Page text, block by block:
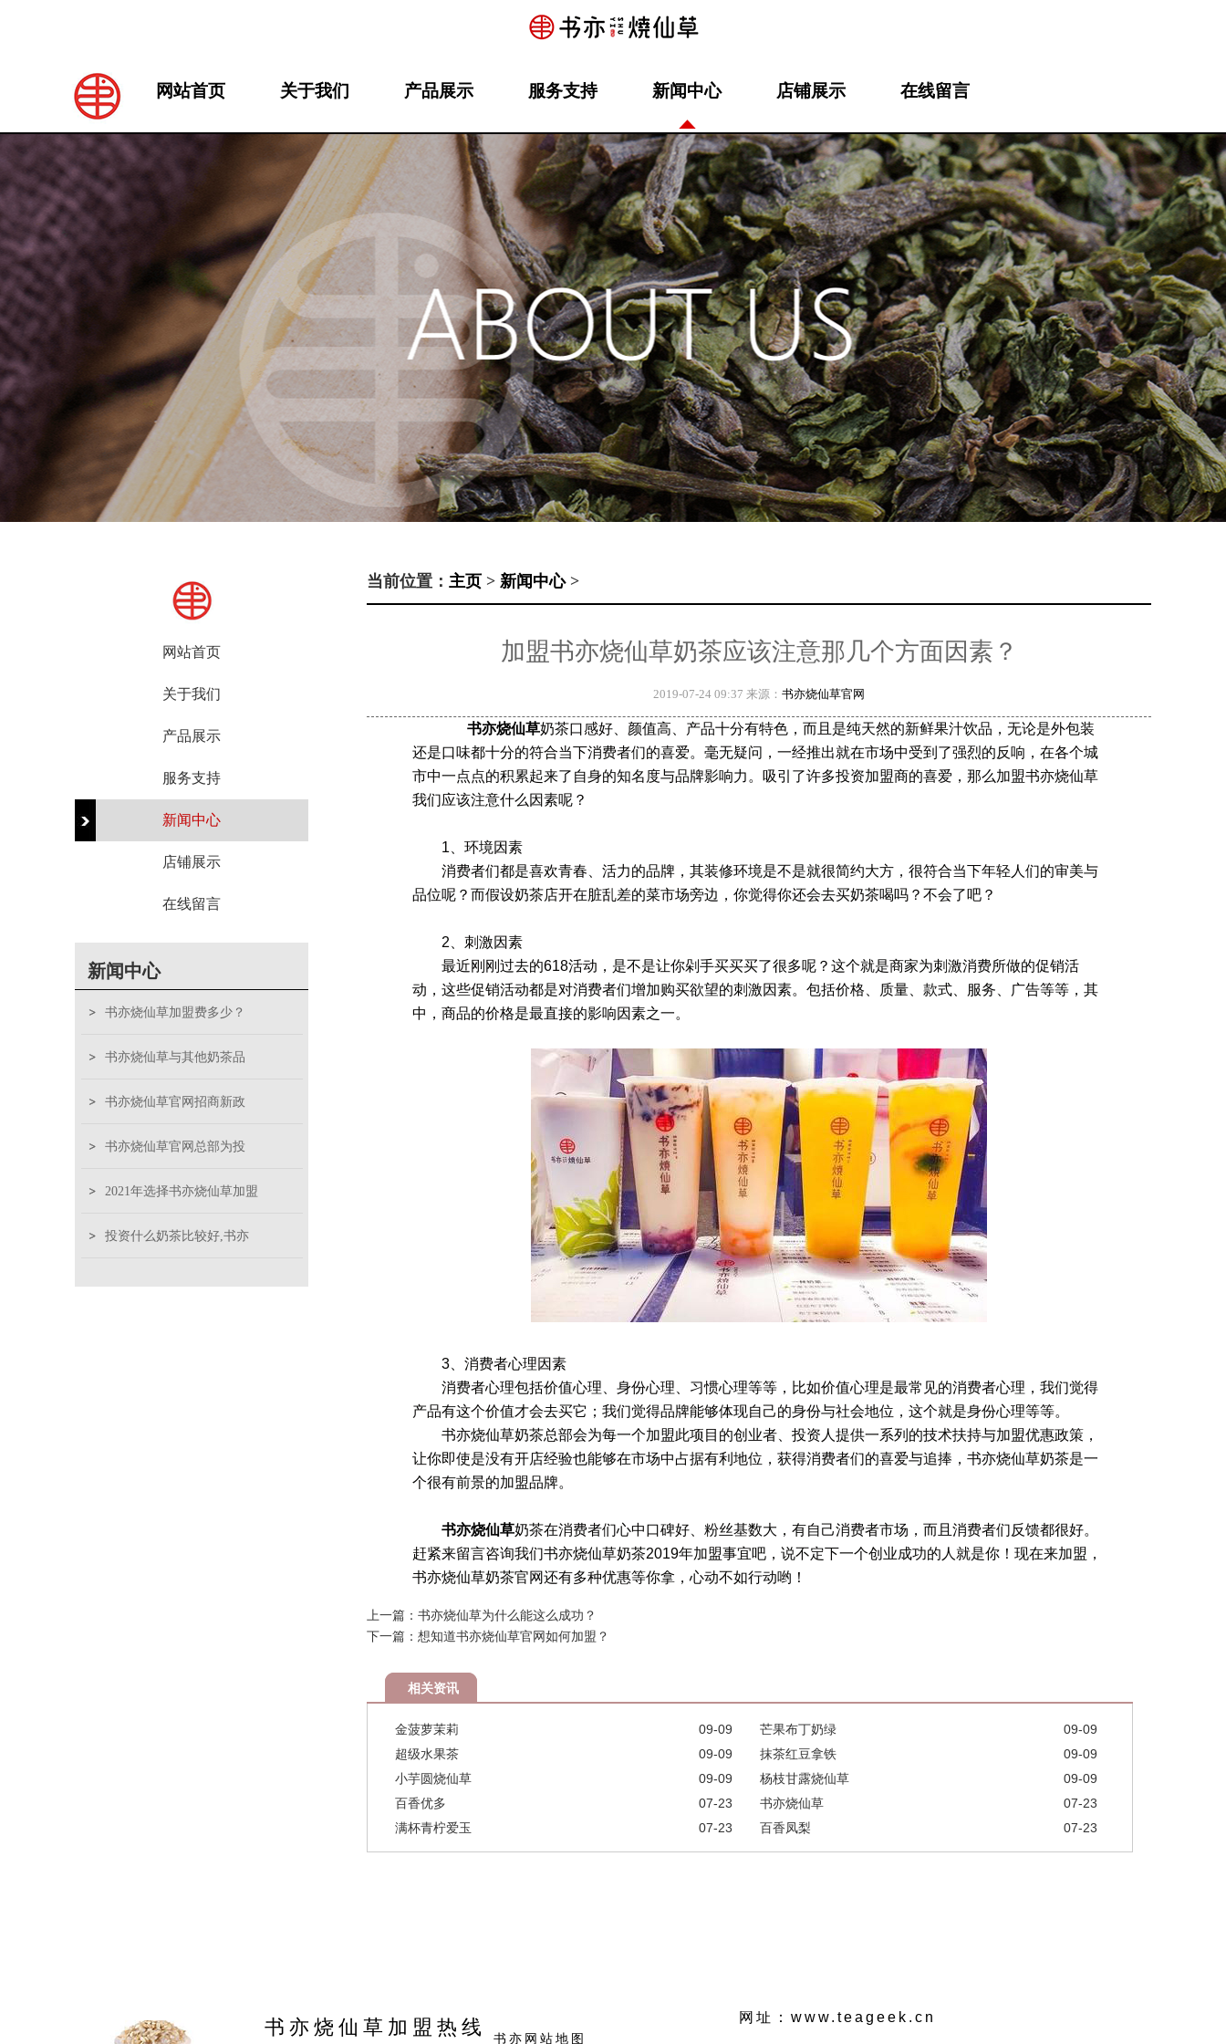
网站首页 关于我们 产品展示 服务支持 新闻中心 店铺展示 在线留言
网站首页
关于我们
产品展示
服务支持
新闻中心
店铺展示
在线留言
新闻中心
书亦烧仙草加盟费多少？
书亦烧仙草与其他奶茶品
书亦烧仙草官网招商新政
书亦烧仙草官网总部为投
2021年选择书亦烧仙草加盟
投资什么奶茶比较好,书亦
当前位置： 主页 > 新闻中心>
加盟书亦烧仙草奶茶应该注意那几个方面因素？
2019-07-24 09:37 来源： 书亦烧仙草官网
书亦烧仙草奶茶口感好、颜值高、产品十分有特色，而且是纯天然的新鲜果汁饮品，无论是外包装
还是口味都十分的符合当下消费者们的喜爱。毫无疑问，一经推出就在市场中受到了强烈的反响，在各个城
市中一点点的积累起来了自身的知名度与品牌影响力。吸引了许多投资加盟商的喜爱，那么加盟书亦烧仙草
我们应该注意什么因素呢？
1、环境因素
消费者们都是喜欢青春、活力的品牌，其装修环境是不是就很简约大方，很符合当下年轻人们的审美与
品位呢？而假设奶茶店开在脏乱差的菜市场旁边，你觉得你还会去买奶茶喝吗？不会了吧？
2、刺激因素
最近刚刚过去的618活动，是不是让你剁手买买买了很多呢？这个就是商家为刺激消费所做的促销活
动，这些促销活动都是对消费者们增加购买欲望的刺激因素。包括价格、质量、款式、服务、广告等等，其
中，商品的价格是最直接的影响因素之一。
3、消费者心理因素
消费者心理包括价值心理、身份心理、习惯心理等等，比如价值心理是最常见的消费者心理，我们觉得
产品有这个价值才会去买它；我们觉得品牌能够体现自己的身份与社会地位，这个就是身份心理等等。
书亦烧仙草奶茶总部会为每一个加盟此项目的创业者、投资人提供一系列的技术扶持与加盟优惠政策，
让你即使是没有开店经验也能够在市场中占据有利地位，获得消费者们的喜爱与追捧，书亦烧仙草奶茶是一
个很有前景的加盟品牌。
书亦烧仙草奶茶在消费者们心中口碑好、粉丝基数大，有自己消费者市场，而且消费者们反馈都很好。
赶紧来留言咨询我们书亦烧仙草奶茶2019年加盟事宜吧，说不定下一个创业成功的人就是你！现在来加盟，
书亦烧仙草奶茶官网还有多种优惠等你拿，心动不如行动哟！
上一篇：书亦烧仙草为什么能这么成功？
下一篇：想知道书亦烧仙草官网如何加盟？
相关资讯
金菠萝茉莉 09-09 芒果布丁奶绿
09-09
超级水果茶
09-09 抹茶红豆拿铁
09-09
小芋圆烧仙草
09-09 杨枝甘露烧仙草
09-09
百香优多
07-23 书亦烧仙草
07-23
满杯青柠爱玉
07-23 百香凤梨 07-23
书亦烧仙草加盟热线 网址：www.teageek.cn
书亦网站地图